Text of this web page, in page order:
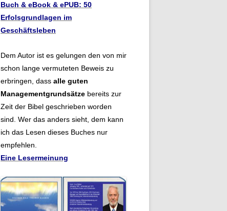
Buch & eBook & ePUB: 50
Erfolsgrundlagen im
Geschäftsleben
Dem Autor ist es gelungen den von mir
schon lange vermuteten Beweis zu
erbringen, dass alle guten
Managementgrundsätze bereits zur
Zeit der Bibel geschrieben worden
sind. Wer das anders sieht, dem kann
ich das Lesen dieses Buches nur
empfehlen.
Eine Lesermeinung